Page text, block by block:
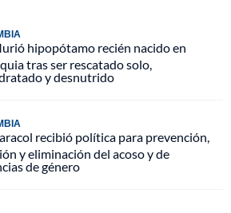
hipopótamo recién nacido en
tras ser rescatado solo,
y desnutrido
recibió política para prevención,
y eliminación del acoso y de
de género